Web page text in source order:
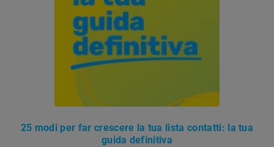
25 modi per far crescere la tua lista contatti: la tua
guida definitiva